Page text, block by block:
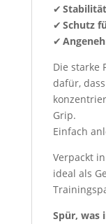
✔
✔ Schutz
✔
Die starke
dafür,
Grip.
Einfach
Verpackt
ideal als
Spür, was